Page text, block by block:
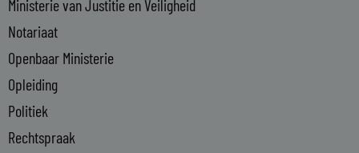
Ministerie van Justitie en Veiligheid
Notariaat
Openbaar Ministerie
Opleiding
Politiek
Rechtspraak